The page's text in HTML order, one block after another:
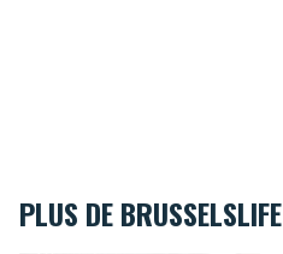
PLUS DE BRUSSELSLIFE